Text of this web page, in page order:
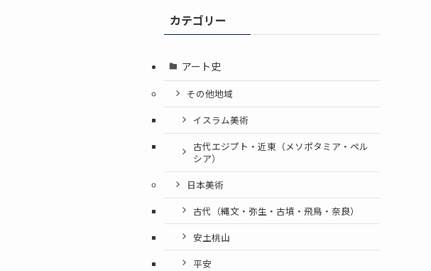
カテゴリー
アート史
その他地域
イスラム美術
古代エジプト・近東（メソポタミア・ペル
シア）
日本美術
古代（縄文・弥生・古墳・飛鳥・奈良）
安土桃山
平安